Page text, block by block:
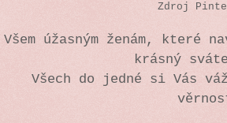
Zdroj
Všem úžasným ženám,
krásný
Všech do jedné si Vás